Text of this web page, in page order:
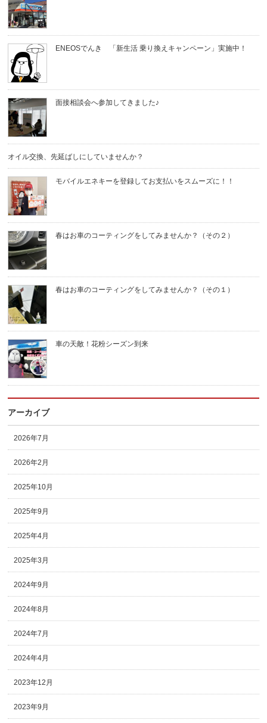
ENEOSでんき 「新生活 乗り換えキャンペーン」実施中！
面接相談会へ参加してきました♪
オイル交換、先延ばしにしていませんか？
モバイルエネキーを登録してお支払いをスムーズに！！
春はお車のコーティングをしてみませんか？（その２）
春はお車のコーティングをしてみませんか？（その１）
車の天敵！花粉シーズン到来
アーカイブ
2026年7月
2026年2月
2025年10月
2025年9月
2025年4月
2025年3月
2024年9月
2024年8月
2024年7月
2024年4月
2023年12月
2023年9月